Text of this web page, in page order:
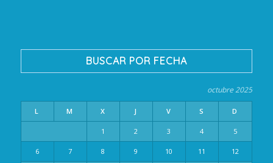
BUSCAR POR FECHA
octubre 2025
L M X J V S D
1 2 3 4 5
6 7 8 9 10 11 12